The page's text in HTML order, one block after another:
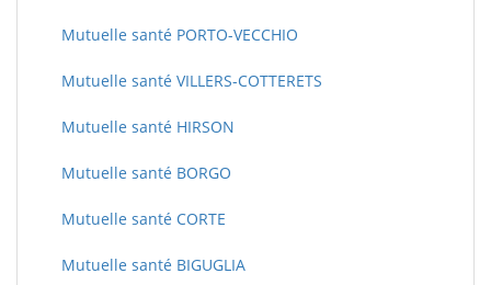
Mutuelle santé PORTO-VECCHIO
Mutuelle santé VILLERS-COTTERETS
Mutuelle santé HIRSON
Mutuelle santé BORGO
Mutuelle santé CORTE
Mutuelle santé BIGUGLIA